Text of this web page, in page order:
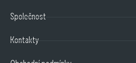
Společnost
Kontakty